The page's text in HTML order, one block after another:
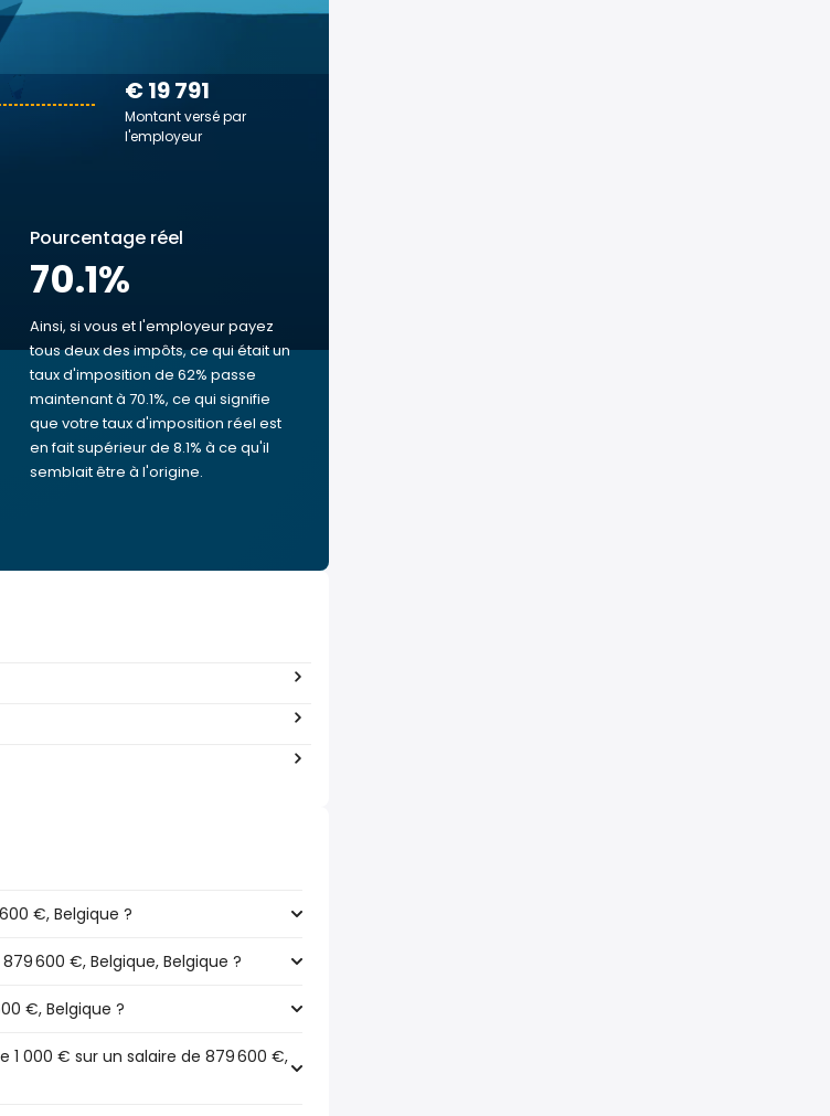
€ 19 791
Montant versé par
l'employeur
Pourcentage réel
70.1%
Ainsi, si vous et l'employeur payez
tous deux des impôts, ce qui était un
taux d'imposition de 62% passe
maintenant à 70.1%, ce qui signifie
que votre taux d'imposition réel est
en fait supérieur de 8.1% à ce qu'il
semblait être à l'origine.
€, Belgique ?
600 €, Belgique, Belgique ?
€, Belgique ?
000 € sur un salaire de 879 600 €,